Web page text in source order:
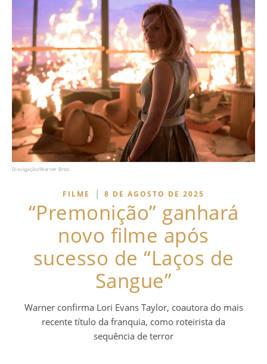
Divulgação/Warner Bros.
FILME | 8 DE AGOSTO DE 2025
“Premonição” ganhará
novo filme após
sucesso de “Laços de
Sangue”
Warner confirma Lori Evans Taylor, coautora do mais
recente título da franquia, como roteirista da
sequência de terror